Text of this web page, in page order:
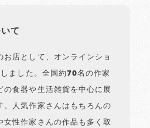
て
お店として、オンラインショ
ました。全国約70名の作家
の食器や生活雑貨を中心に展
。人気作家さんはもちろんの
女性作家さんの作品も多く取